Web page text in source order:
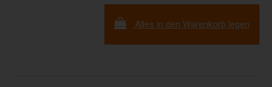
Alles in den Warenkorb legen